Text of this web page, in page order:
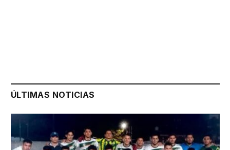
ÚLTIMAS NOTICIAS